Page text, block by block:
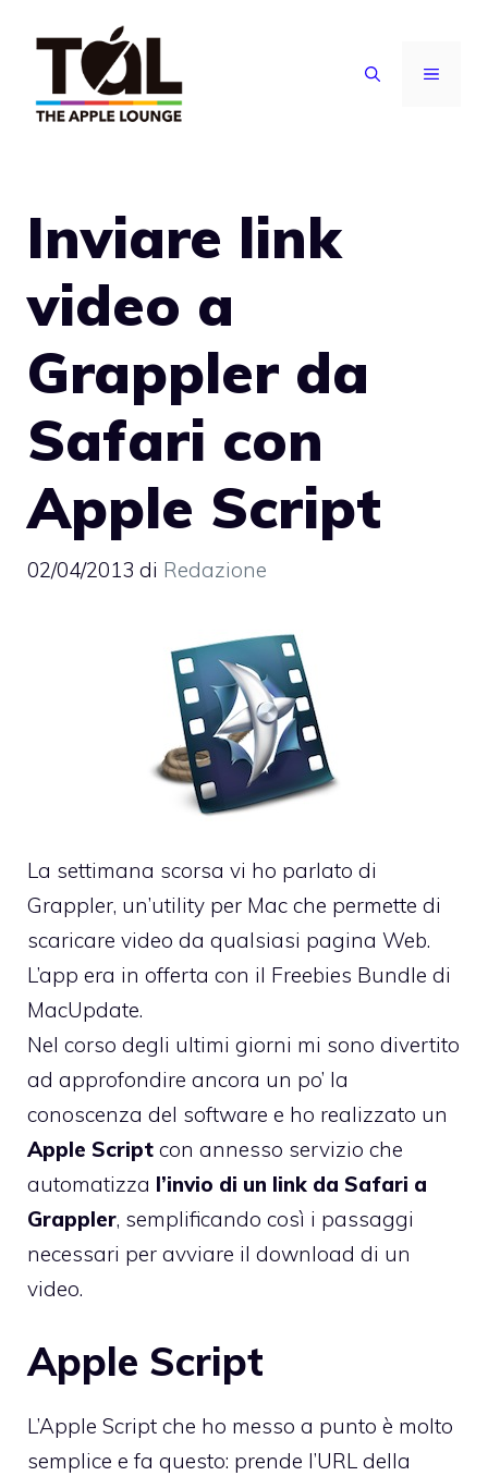
contenuto
MENU
Inviare link
video a
Grappler da
Safari con
Apple Script
02/04/2013 di Redazione
La settimana scorsa vi ho parlato di
Grappler, un’utility per Mac che permette di
scaricare video da qualsiasi pagina Web.
L’app era in offerta con il Freebies Bundle di
MacUpdate.
Nel corso degli ultimi giorni mi sono divertito
ad approfondire ancora un po’ la
conoscenza del software e ho realizzato un
Apple Script con annesso servizio che
automatizza l’invio di un link da Safari a
Grappler, semplificando così i passaggi
necessari per avviare il download di un
video.
Apple Script
L’Apple Script che ho messo a punto è molto
semplice e fa questo: prende l’URL della